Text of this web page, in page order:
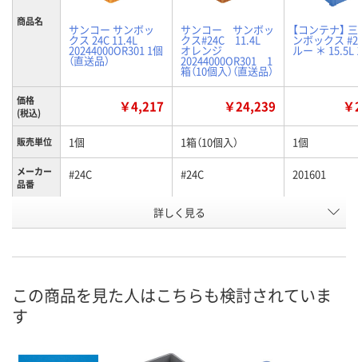
商品名
サンコー サンボッ
クス 24C 11.4L
20244000OR301 1個
（直送品）
サンコー サンボッ
クス#24C 11.4L
オレンジ
20244000OR301 1
箱（10個入）（直送品）
【コンテナ】
ンボックス
ルー ＊ 15.5L
価格
(税込)
￥4,217 ￥24,239
販売単位 1個 1箱（10個入） 1個
メーカー
品番
#24C #24C 201601
オレンジ
号
お届け日
数量 数量
詳しく見る
この商品を見た人はこちらも検討されていま
す